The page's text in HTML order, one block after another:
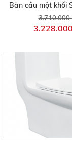
Bàn cầu một khối
3.710.000